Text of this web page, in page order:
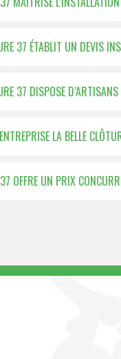
37 ÉTABLIT UN DEVIS
37 DISPOSE
LA BELLE
OFFRE UN PRIX